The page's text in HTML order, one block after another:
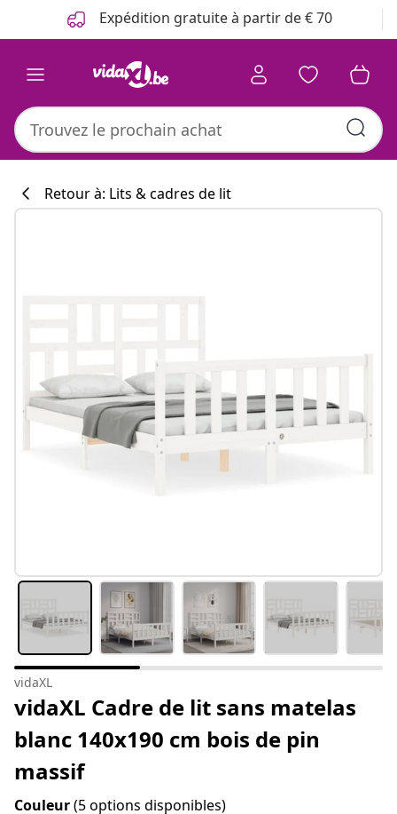
Expédition gratuite à partir de € 70
Retour à: Lits & cadres de lit
vidaXL
vidaXL Cadre de lit sans matelas
blanc 140x190 cm bois de pin
massif
Couleur(5 options disponibles)